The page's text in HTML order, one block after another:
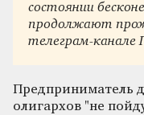
состоянии
продолжают
телеграм-канале
Предприниматель
олигархов "не